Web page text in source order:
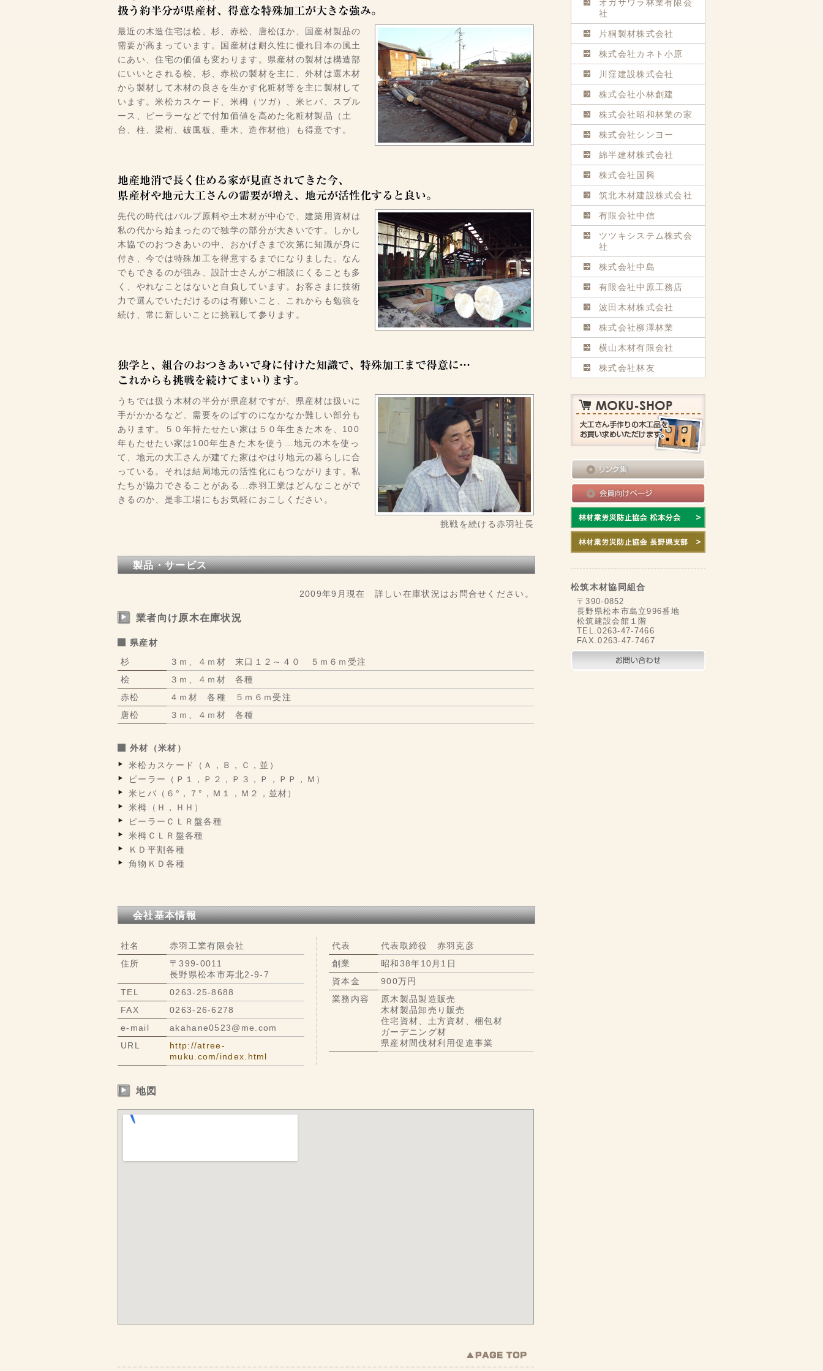
最近の木造住宅は桧、杉、赤松、唐松ほか、国産材製品の
需要が高まっています。国産材は耐久性に優れ日本の風土
にあい、住宅の価値も変わります。県産材の製材は構造部
にいいとされる桧、杉、赤松の製材を主に、外材は選木材
から製材して木材の良さを生かす化粧材等を主に製材して
います。米松カスケード、米栂（ツガ）、米ヒバ、スプル
ース、ピーラーなどで付加価値を高めた化粧材製品（土
台、柱、梁桁、破風板、垂木、造作材他）も得意です。
先代の時代はパルプ原料や土木材が中心で、建築用資材は
私の代から始まったので独学の部分が大きいです。しかし
木協でのおつきあいの中、おかげさまで次第に知識が身に
付き、今では特殊加工を得意するまでになりました。なん
でもできるのが強み、設計士さんがご相談にくることも多
く、やれなことはないと自負しています。お客さまに技術
力で選んでいただけるのは有難いこと、これからも勉強を
続け、常に新しいことに挑戦して参ります。
挑戦を続ける赤羽社長
うちでは扱う木材の半分が県産材ですが、県産材は扱いに
手がかかるなど、需要をのばすのになかなか難しい部分も
あります。５０年持たせたい家は５０年生きた木を、100
年もたせたい家は100年生きた木を使う…地元の木を使っ
て、地元の大工さんが建てた家はやはり地元の暮らしに合
っている。それは結局地元の活性化にもつながります。私
たちが協力できることがある…赤羽工業はどんなことがで
きるのか、是非工場にもお気軽におこしください。
製品・サービス
2009年9月現在 詳しい在庫状況はお問合せください。
業者向け原木在庫状況
県産材
杉
３ｍ、４ｍ材 末口１２～４０ ５ｍ６ｍ受注
桧
３ｍ、４ｍ材 各種
赤松
４ｍ材 各種 ５ｍ６ｍ受注
唐松
３ｍ、４ｍ材 各種
外材（米材）
米松カスケード（Ａ，Ｂ，Ｃ，並）
ピーラー（Ｐ１，Ｐ２，Ｐ３，Ｐ，ＰＰ，Ｍ）
米ヒバ（６°，７°，Ｍ１，Ｍ２，並材）
米栂（Ｈ，ＨＨ）
ピーラーＣＬＲ盤各種
米栂ＣＬＲ盤各種
ＫＤ平割各種
角物ＫＤ各種
会社基本情報
社名
赤羽工業有限会社
住所
〒399-0011
長野県松本市寿北2-9-7
TEL
0263-25-8688
FAX
0263-26-6278
e-mail
akahane0523@me.com
URL
http://atree-
muku.com/index.html
代表
代表取締役 赤羽克彦
創業
昭和38年10月1日
資本金
900万円
業務内容
原木製品製造販売
木材製品卸売り販売
住宅資材、土方資材、梱包材
ガーデニング材
県産材間伐材利用促進事業
地図
オガサワラ林業有限会
社
片桐製材株式会社
株式会社カネト小原
川窪建設株式会社
株式会社小林創建
株式会社昭和林業の家
株式会社シンヨー
綿半建材株式会社
株式会社国興
筑北木材建設株式会社
有限会社中信
ツツキシステム株式会
社
株式会社中島
有限会社中原工務店
波田木材株式会社
株式会社柳澤林業
横山木材有限会社
株式会社林友
松筑木材協同組合
〒390-0852
長野県松本市島立996番地
松筑建設会館１階
TEL.0263-47-7466
FAX.0263-47-7467